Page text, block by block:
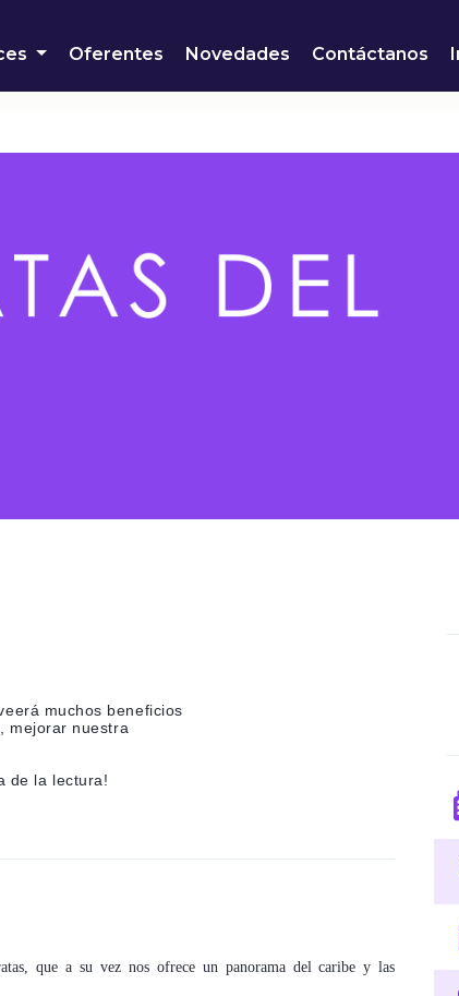
Oferentes Novedades Contáctanos
muchos beneficios
mejorar nuestra
de la lectura!
que a su vez nos ofrece un panorama del caribe y las